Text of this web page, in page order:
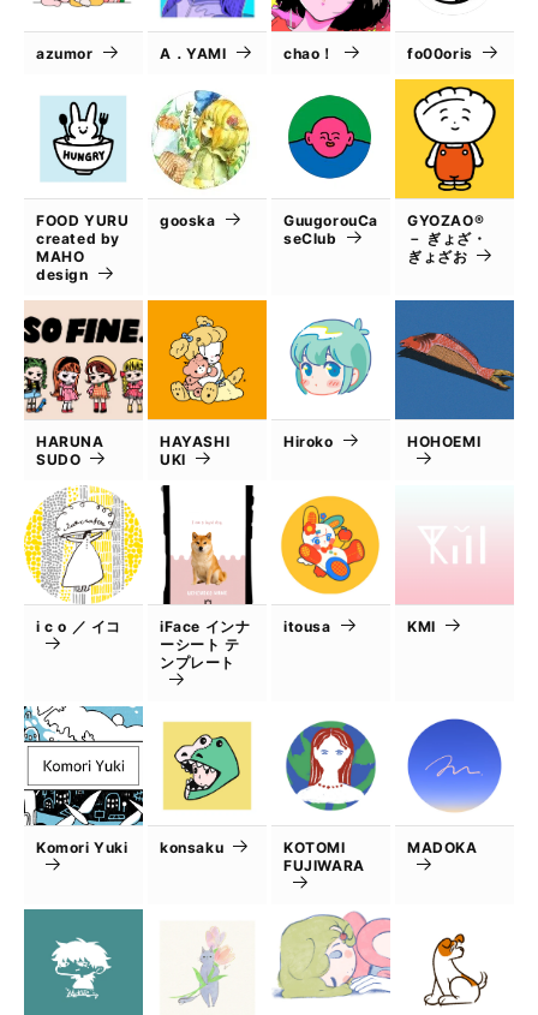
azumor A．YAMI chao！ fo00oris
FOOD YURU
created by
MAHO
design
gooska
GuugorouCa
seClub
GYOZAO®
－ ぎょざ・
ぎょざお
HARUNA
SUDO
HAYASHI
UKI
Hiroko HOHOEMI
i c o ／ イコ
iFace インナ
ーシート テ
ンプレート
itousa KMI
Komori Yuki konsaku
KOTOMI
FUJIWARA
MADOKA